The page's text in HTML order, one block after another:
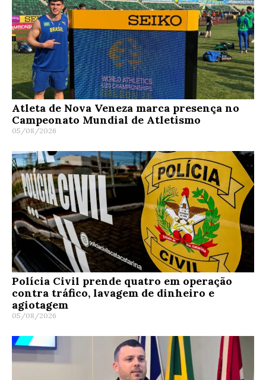
Atleta de Nova Veneza marca presença no
Campeonato Mundial de Atletismo
05/08/2026
Polícia Civil prende quatro em operação
contra tráfico, lavagem de dinheiro e
agiotagem
05/08/2026